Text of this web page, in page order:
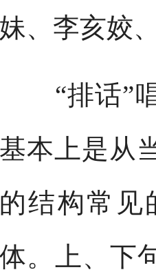
妹、李亥姣
“排话”唱
基本上是从
的结构常见
体。上、下